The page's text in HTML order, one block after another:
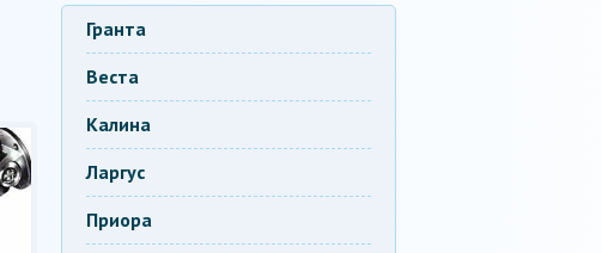
Гранта
Веста
Калина
Ларгус
Приора